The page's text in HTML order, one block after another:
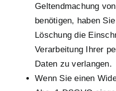
Geltendmachung
benötigen, haben
Löschung die
Verarbeitung Ihrer
Daten zu verlangen.
Wenn Sie einen